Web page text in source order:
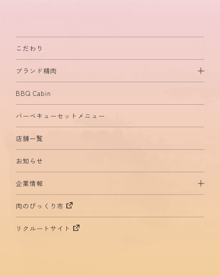
こだわり
ブランド精肉
BBQ Cabin
バーベキューセットメニュー
店舗一覧
お知らせ
企業情報
肉のびっくり市
リクルートサイト